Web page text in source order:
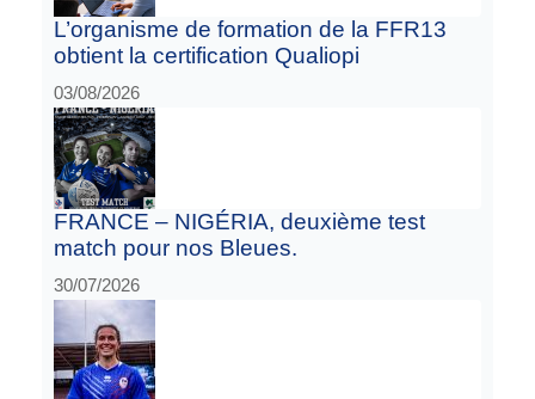
L’organisme de formation de la FFR13
obtient la certification Qualiopi
03/08/2026
FRANCE – NIGÉRIA, deuxième test
match pour nos Bleues.
30/07/2026